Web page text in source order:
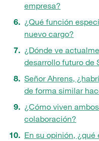
empresa?
¿Qué función
nuevo cargo?
¿Dónde ve
desarrollo futuro de
Señor Ahrens,
de forma similar
¿Cómo viven
colaboración?
En su opinión,